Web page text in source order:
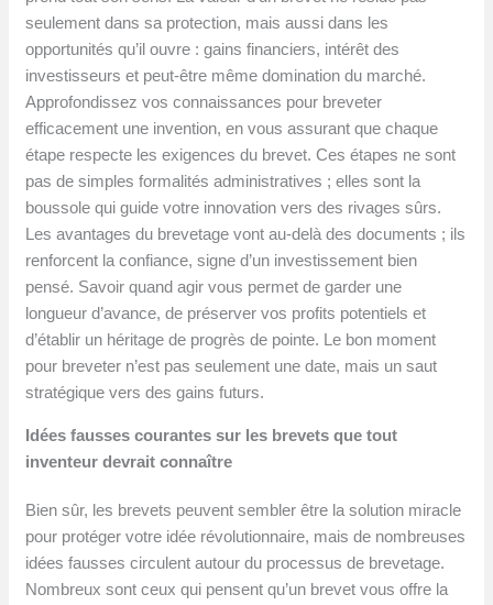
seulement dans sa protection, mais aussi dans les
opportunités qu’il ouvre : gains financiers, intérêt des
investisseurs et peut-être même domination du marché.
Approfondissez vos connaissances pour breveter
efficacement une invention, en vous assurant que chaque
étape respecte les exigences du brevet. Ces étapes ne sont
pas de simples formalités administratives ; elles sont la
boussole qui guide votre innovation vers des rivages sûrs.
Les avantages du brevetage vont au-delà des documents ; ils
renforcent la confiance, signe d’un investissement bien
pensé. Savoir quand agir vous permet de garder une
longueur d’avance, de préserver vos profits potentiels et
d’établir un héritage de progrès de pointe. Le bon moment
pour breveter n’est pas seulement une date, mais un saut
stratégique vers des gains futurs.
Idées fausses courantes sur les brevets que tout
inventeur devrait connaître
Bien sûr, les brevets peuvent sembler être la solution miracle
pour protéger votre idée révolutionnaire, mais de nombreuses
idées fausses circulent autour du processus de brevetage.
Nombreux sont ceux qui pensent qu’un brevet vous offre la